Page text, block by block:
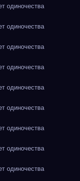
одиночества
одиночества
одиночества
одиночества
одиночества
одиночества
одиночества
одиночества
одиночества